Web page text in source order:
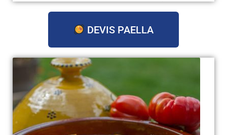
DEVIS PAELLA